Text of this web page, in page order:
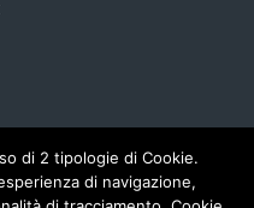
di 2 tipologie di Cookie.
di navigazione,